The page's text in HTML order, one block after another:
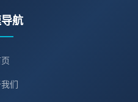
航
们